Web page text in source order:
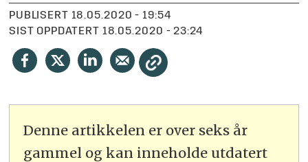
PUBLISERT
18.05.2020 - 19:54
SIST OPPDATERT
18.05.2020 - 23:24
Denne artikkelen er over seks år
gammel og kan inneholde utdatert